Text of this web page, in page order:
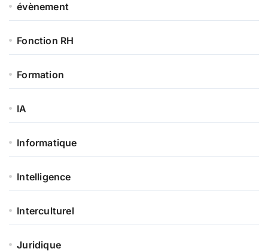
évènement
Fonction RH
Formation
IA
Informatique
Intelligence
Interculturel
Juridique